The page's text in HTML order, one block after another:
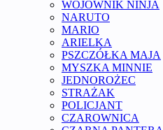
WOJOWNIK NINJA
NARUTO
MARIO
ARIELKA
PSZCZÓŁKA MAJA
MYSZKA MINNIE
JEDNOROŻEC
STRAŻAK
POLICJANT
CZAROWNICA